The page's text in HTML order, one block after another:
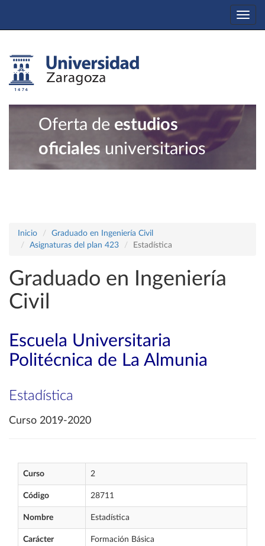
Oferta de estudios
oficiales universitarios
Inicio
Graduado en Ingeniería Civil
Asignaturas del plan 423
Estadística
Graduado en Ingeniería
Civil
Escuela Universitaria
Politécnica de La Almunia
Estadística
Curso 2019-2020
Curso 2
Código 28711
Nombre Estadística
Carácter Formación Básica